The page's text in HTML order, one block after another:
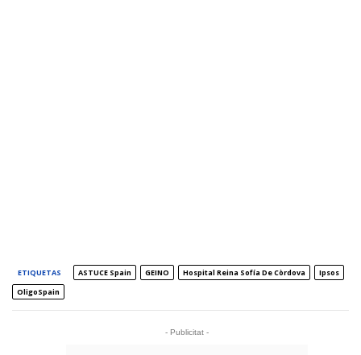
ETIQUETAS ASTUCE Spain GEINO Hospital Reina Sofía De Còrdova
Ipsos
OligoSpain
- Publicitat -